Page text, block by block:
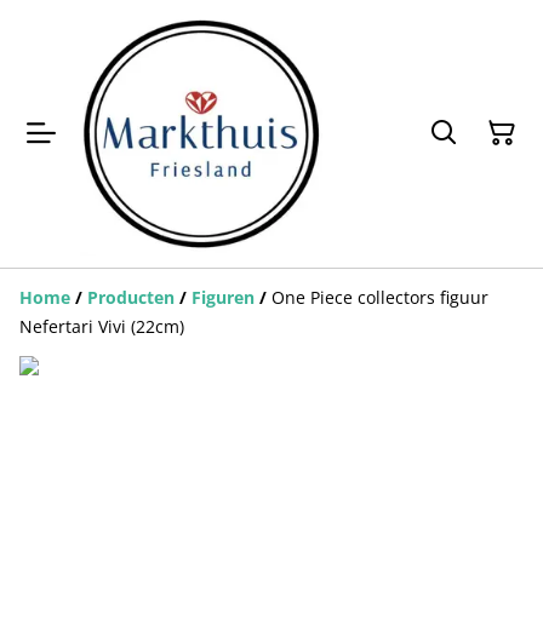
Home / Producten / Figuren / One Piece collectors figuur
Nefertari Vivi (22cm)